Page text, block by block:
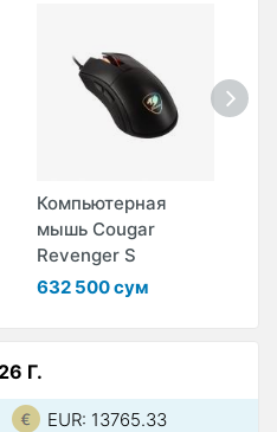
Компьютерная
мышь Cougar
Revenger S
632 500 сум
Г.
EUR: 13765.33